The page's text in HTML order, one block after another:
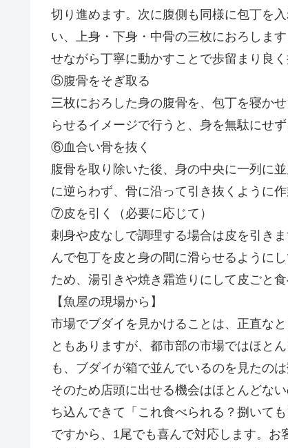
切り進めます。次に腹側も同様に包丁を
い、上身・下身・中骨の三枚におろしま
せながら丁寧に動かすことで歩留まり良く
⑤腹骨をそぎ取る
三枚におろした身の腹骨を、包丁を寝か
らせるイメージで行うと、身を無駄にせ
⑥血合い骨を抜く
腹骨を取り除いた後、身の中央に一列に
に逆らわず、骨に沿って引き抜くように
⑦皮を引く（必要に応じて）
刺身や皮なしで調理する場合は皮を引き
んで包丁を皮と身の間に滑らせるように
ため、湯引きや焼き霜造りにして皮ごと食
【魚屋の現場から】
市場でブダイを見かけることは、正直な
ともありますが、都市部の市場ではほと
も、ブダイが箱で並んでいるのを見たのは
そのため店頭に出せる機会はほとんどな
ち込んできて「これ食べられる？捌いて
ですから、1尾でも喜んで対応します。